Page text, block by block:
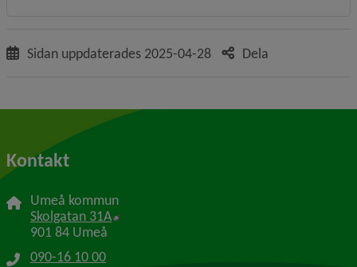
Sidan uppdaterades 2025-04-28 Dela
Kontakt
Umeå kommun
Skolgatan 31A Länk till annan webbplats, öppnas i nytt
901 84 Umeå
090-16 10 00